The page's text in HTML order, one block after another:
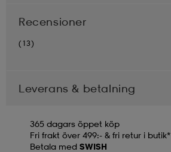
Recensioner
(13)
Leverans & betalning
365 dagars öppet köp
Fri frakt över 499:- & fri retur i butik*
Betala med SWISH